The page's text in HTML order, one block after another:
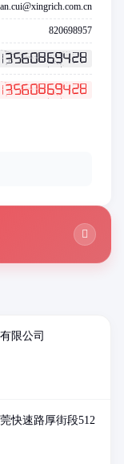
限公司
快速路厚街段512
820698957